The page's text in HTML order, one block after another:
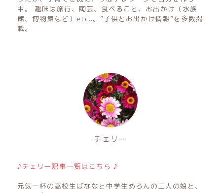
中。 趣味は旅行、陶芸、食べること、お出かけ（水族
館、博物館など）etc..。”子供とお出かけ情報”を多数掲
載。
チェリー
♪チェリー記事一覧はこちら ♪
元気一杯の高校生ばななと中学生めろんの二人の娘と、